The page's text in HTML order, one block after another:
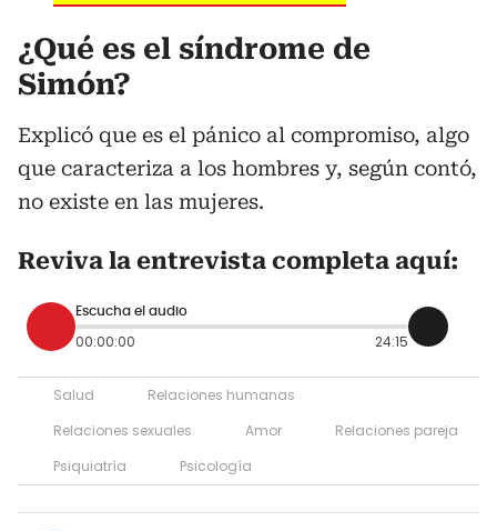
¿Qué es el síndrome de
Simón?
Explicó que es el pánico al compromiso, algo
que caracteriza a los hombres y, según contó,
no existe en las mujeres.
Reviva la entrevista completa aquí:
Escucha el audio
00:00:00 24:15
Salud
Relaciones humanas
Relaciones sexuales
Amor
Relaciones pareja
Psiquiatría
Psicología